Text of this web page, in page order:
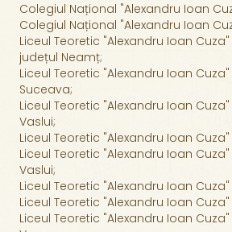
Colegiul Național "Alexandru Ioan
Colegiul Național "Alexandru Ioan
Liceul Teoretic "Alexandru Ioan
județul Neamț;
Liceul Teoretic "Alexandru Ioan
Suceava;
Liceul Teoretic "Alexandru Ioan
Vaslui;
Liceul Teoretic "Alexandru Ioan
Liceul Teoretic "Alexandru Ioan
Vaslui;
Liceul Teoretic "Alexandru Ioan
Liceul Teoretic "Alexandru Ioan
Liceul Teoretic "Alexandru Ioan